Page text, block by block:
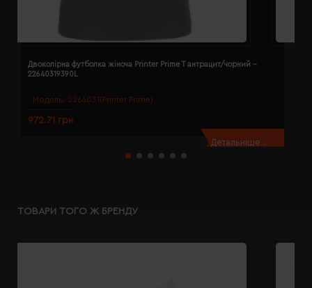
Модель: 2264031(Printer Prime)
Двоколірна футболка жіноча Printer Prime T антрацит/чорний -
22640319390L
972.71 грн
Детальніше...
ТОВАРИ ТОГО Ж БРЕНДУ